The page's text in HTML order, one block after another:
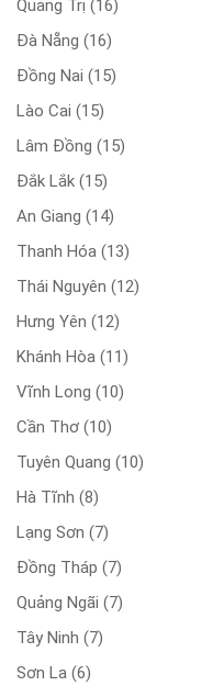
Quảng Trị (16)
Đà Nẵng (16)
Đồng Nai (15)
Lào Cai (15)
Lâm Đồng (15)
Đắk Lắk (15)
An Giang (14)
Thanh Hóa (13)
Thái Nguyên (12)
Hưng Yên (12)
Khánh Hòa (11)
Vĩnh Long (10)
Cần Thơ (10)
Tuyên Quang (10)
Hà Tĩnh (8)
Lạng Sơn (7)
Đồng Tháp (7)
Quảng Ngãi (7)
Tây Ninh (7)
Sơn La (6)